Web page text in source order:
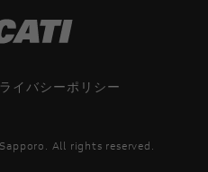
イバシーポリシー
All rights reserved.